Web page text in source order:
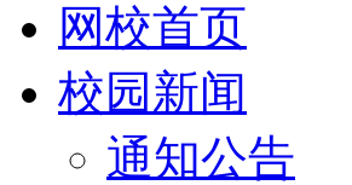
网校首页
校园新闻
通知公告